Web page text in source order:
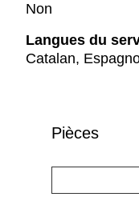
Non
Langues du
Catalan,
Pièces